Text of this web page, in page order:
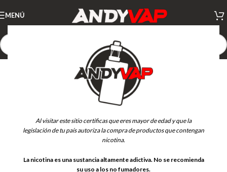
Al visitar este sitio certificas que eres mayor de edad y que la
legislación de tu país autoriza la compra de productos que contengan
nicotina.
La nicotina es una sustancia altamente adictiva. No se recomienda
su uso a los no fumadores.
MENÚ